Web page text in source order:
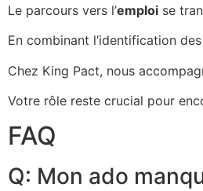
Le parcours vers l’emploi se
En combinant l’identification
Chez King Pact, nous
Votre rôle reste crucial pour
FAQ
Q: Mon ado